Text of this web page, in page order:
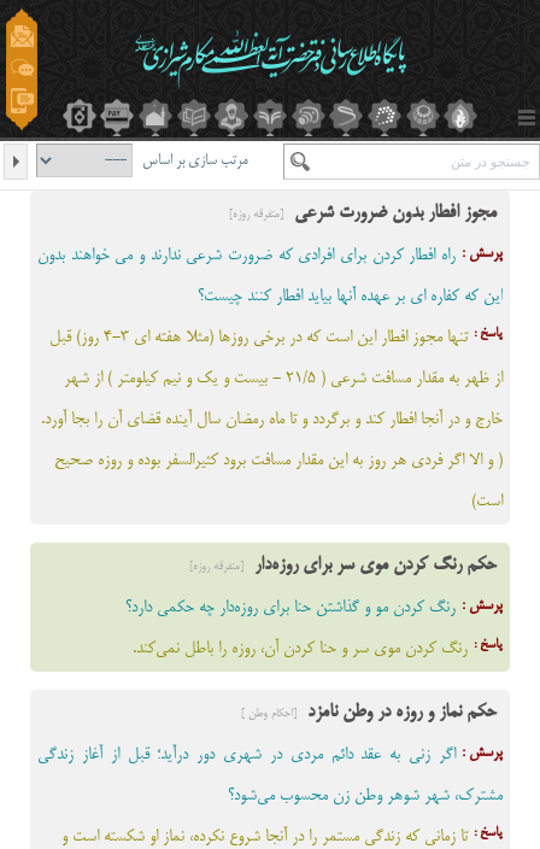
مرتب سازی بر اساس
مجوز افطار بدون ضرورت شرعی [متفرقه روزه]
پرسش : راه افطار کردن برای افرادی که ضرورت شرعی ندارند و می خواهند بدون
این که کفاره ای بر عهده آنها بیاید افطار کنند چیست؟
پاسخ :
تنها مجوز افطار اين است که در برخي روزها (مثلا هفته اي 3-4 روز) قبل
از ظهر به مقدار مسافت شرعي ( 21/5 - بیست و یک و نیم کیلومتر ) از شهر
خارج و در آنجا افطار کند و برگردد و تا ماه رمضان سال آينده قضاي آن را بجا آورد.
( و الا اگر فردی هر روز به این مقدار مسافت برود کثیرالسفر بوده و روزه صحیح
است)
حکم رنگ کردن موی سر برای روزه‌دار [متفرقه روزه]
پرسش : رنگ کردن مو و گذاشتن حنا برای روزه‌دار چه حکمی دارد؟
پاسخ : رنگ کردن موي سر و حنا کردن آن، روزه را باطل نمی‌کند.
حکم نماز و روزه در وطن نامزد [احکام وطن ]
پرسش : اگر زنی به عقد دائم مردی در شهری دور درآید؛ قبل از آغاز زندگى
مشترک، شهر شوهر وطن زن محسوب می‌شود؟
پاسخ : تا زماني که زندگي مستمر را در آنجا شروع نکرده، نماز او شکسته است و